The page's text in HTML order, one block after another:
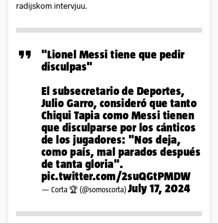
radijskom intervjuu.
"Lionel Messi tiene que pedir
disculpas"
El subsecretario de Deportes,
Julio Garro, consideró que tanto
Chiqui Tapia como Messi tienen
que disculparse por los cánticos
de los jugadores: "Nos deja,
como país, mal parados después
de tanta gloria".
pic.twitter.com/2suQGtPMDW
— Corta 🏆 (@somoscorta) July 17, 2024